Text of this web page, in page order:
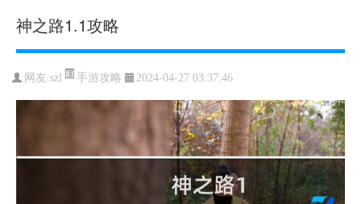
神之路1.1攻略
网友:szl 手游攻略 2024-04-27 03:37:46